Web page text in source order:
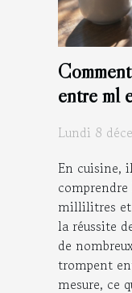
entre ml
Lundi 8
En cuisine,
millilitres et
la réussite
de
trompent
mesure, ce